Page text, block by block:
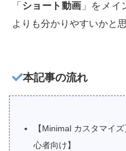
「 ショート動画 」をメ
よりも分かりやすいかと
本記事の流れ
【Minimal カスタマイ
心者向け】